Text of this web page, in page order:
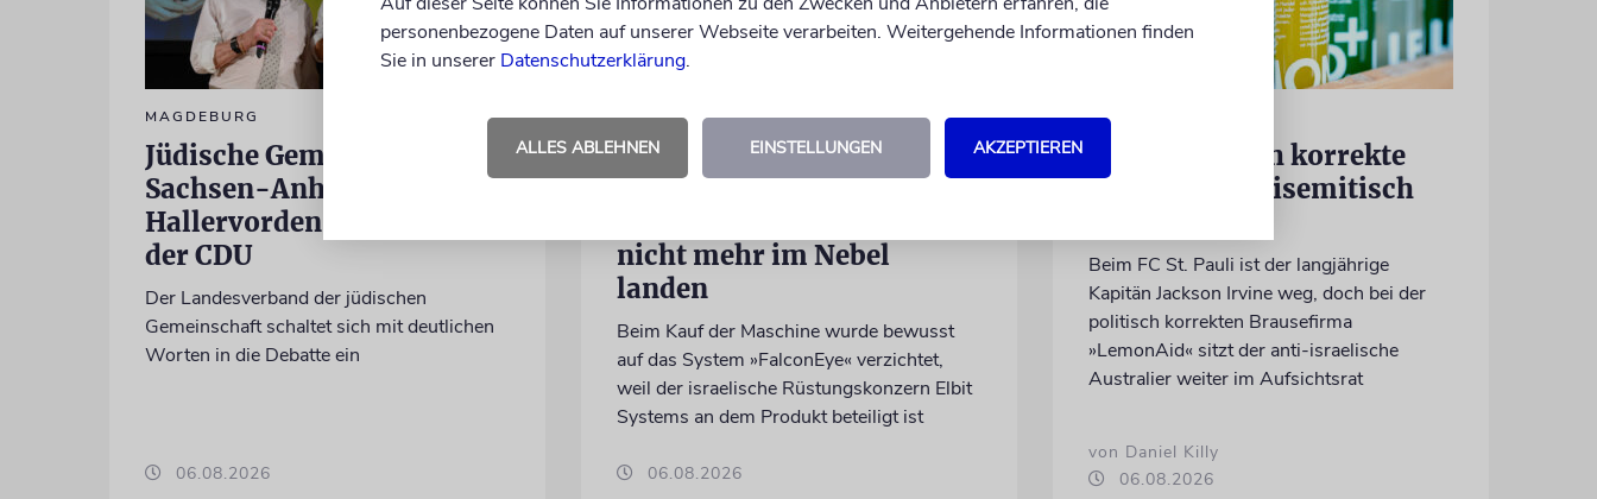
MAGDEBURG
Jüdische Gemeinden in
Sachsen-Anhalt kritisieren
Hallervorden-Wahlkampf
der CDU
Der Landesverband der jüdischen
Gemeinschaft schaltet sich mit deutlichen
Worten in die Debatte ein
06.08.2026
DUBLIN
Wegen Israel-Boykott:
Irisches
nicht mehr im Nebel
landen
Beim Kauf der Maschine wurde bewusst
auf das System »FalconEye« verzichtet,
weil der israelische Rüstungskonzern Elbit
Systems an dem Produkt beteiligt ist
06.08.2026
MEINUNG
Kann politisch korrekte
Limonade antisemitisch
Beim FC St. Pauli ist der langjährige
Kapitän Jackson Irvine weg, doch bei der
politisch korrekten Brausefirma
»LemonAid« sitzt der anti-israelische
Australier weiter im Aufsichtsrat
von Daniel Killy
06.08.2026
personenbezogene Daten auf unserer Webseite verarbeiten. Weitergehende Informationen finden
Sie in unserer Datenschutzerklärung.
ALLES ABLEHNEN EINSTELLUNGEN AKZEPTIEREN